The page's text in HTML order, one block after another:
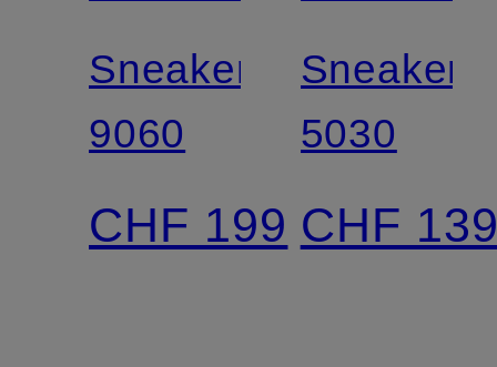
Sneaker
9060
CHF 199
Sneaker
5030
CHF